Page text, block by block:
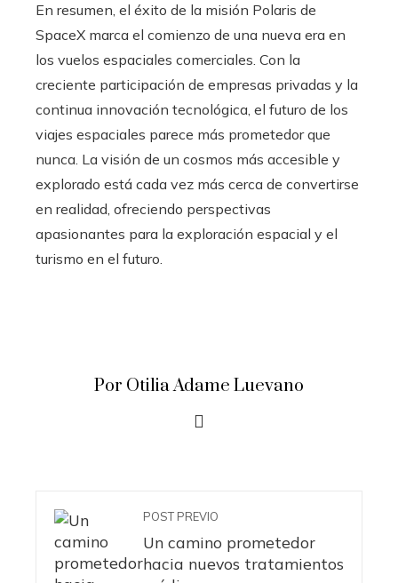
En resumen, el éxito de la misión Polaris de
SpaceX marca el comienzo de una nueva era en
los vuelos espaciales comerciales. Con la
creciente participación de empresas privadas y la
continua innovación tecnológica, el futuro de los
viajes espaciales parece más prometedor que
nunca. La visión de un cosmos más accesible y
explorado está cada vez más cerca de convertirse
en realidad, ofreciendo perspectivas
apasionantes para la exploración espacial y el
turismo en el futuro.
Por Otilia Adame Luevano
POST PREVIO
Un camino prometedor
hacia nuevos tratamientos